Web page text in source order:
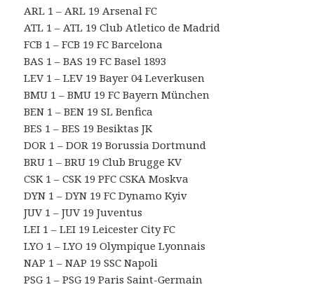
ARL 1 – ARL 19 Arsenal FC
ATL 1 – ATL 19 Club Atletico de Madrid
FCB 1 – FCB 19 FC Barcelona
BAS 1 – BAS 19 FC Basel 1893
LEV 1 – LEV 19 Bayer 04 Leverkusen
BMU 1 – BMU 19 FC Bayern München
BEN 1 – BEN 19 SL Benfica
BES 1 – BES 19 Besiktas JK
DOR 1 – DOR 19 Borussia Dortmund
BRU 1 – BRU 19 Club Brugge KV
CSK 1 – CSK 19 PFC CSKA Moskva
DYN 1 – DYN 19 FC Dynamo Kyiv
JUV 1 – JUV 19 Juventus
LEI 1 – LEI 19 Leicester City FC
LYO 1 – LYO 19 Olympique Lyonnais
NAP 1 – NAP 19 SSC Napoli
PSG 1 – PSG 19 Paris Saint-Germain